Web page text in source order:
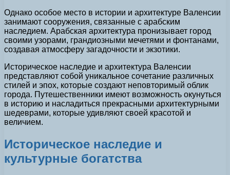
Однако особое место в истории и архитектуре Валенсии
занимают сооружения, связанные с арабским
наследием. Арабская архитектура пронизывает город
своими узорами, грандиозными мечетями и фонтанами,
создавая атмосферу загадочности и экзотики.
Историческое наследие и архитектура Валенсии
представляют собой уникальное сочетание различных
стилей и эпох, которые создают неповторимый облик
города. Путешественники имеют возможность окунуться
в историю и насладиться прекрасными архитектурными
шедеврами, которые удивляют своей красотой и
величием.
Историческое наследие и
культурные богатства